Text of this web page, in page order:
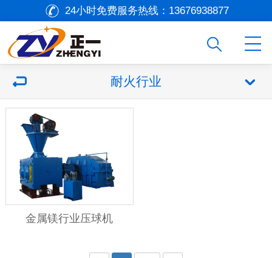
24小时免费服务热线： 13676938877
耐火行业
金属镁行业压球机